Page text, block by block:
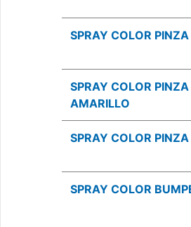
SPRAY COLOR
SPRAY COLOR PINZA
AMARILLO
SPRAY COLOR
SPRAY COLOR